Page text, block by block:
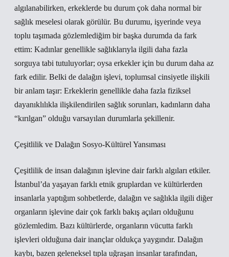
algılanabilirken, erkeklerde bu durum çok daha normal bir
sağlık meselesi olarak görülür. Bu durumu, işyerinde veya
toplu taşımada gözlemlediğim bir başka durumda da fark
ettim: Kadınlar genellikle sağlıklarıyla ilgili daha fazla
sorguya tabi tutuluyorlar; oysa erkekler için bu durum daha az
fark edilir. Belki de dalağın işlevi, toplumsal cinsiyetle ilişkili
bir anlam taşır: Erkeklerin genellikle daha fazla fiziksel
dayanıklılıkla ilişkilendirilen sağlık sorunları, kadınların daha
“kırılgan” olduğu varsayılan durumlarla şekillenir.
Çeşitlilik ve Dalağın Sosyo-Kültürel Yansıması
Çeşitlilik de insan dalağının işlevine dair farklı algıları etkiler.
İstanbul’da yaşayan farklı etnik gruplardan ve kültürlerden
insanlarla yaptığım sohbetlerde, dalağın ve sağlıkla ilgili diğer
organların işlevine dair çok farklı bakış açıları olduğunu
gözlemledim. Bazı kültürlerde, organların vücutta farklı
işlevleri olduğuna dair inançlar oldukça yaygındır. Dalağın
kaybı, bazen geleneksel tıpla uğraşan insanlar tarafından,